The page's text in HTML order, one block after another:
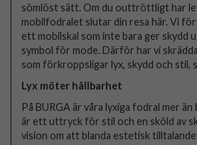
sömlöst sätt. Om du outtröttligt har
mobilfodralet slutar din resa här. Vi
ett mobilskal som inte bara ger skydd
symbol för mode. Därför har vi
som förkroppsligar lyx, skydd och stil,
Lyx möter hållbarhet
På BURGA är våra lyxiga fodral mer
är ett uttryck för stil och en sköld av
vision om att blanda estetisk